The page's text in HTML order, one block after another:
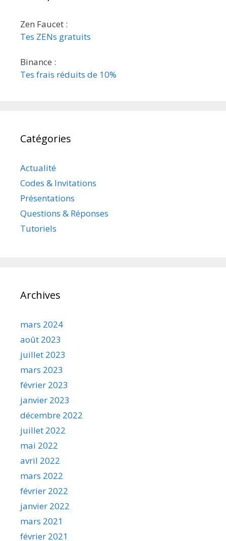
Zen Faucet :
Tes ZENs gratuits
Binance :
Tes frais réduits de 10%
Catégories
Actualité
Codes & Invitations
Présentations
Questions & Réponses
Tutoriels
Archives
mars 2024
août 2023
juillet 2023
mars 2023
février 2023
janvier 2023
décembre 2022
juillet 2022
mai 2022
avril 2022
mars 2022
février 2022
janvier 2022
mars 2021
février 2021